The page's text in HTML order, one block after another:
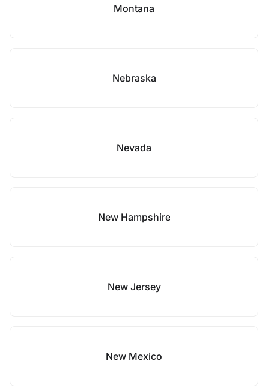
Montana
Nebraska
Nevada
New Hampshire
New Jersey
New Mexico